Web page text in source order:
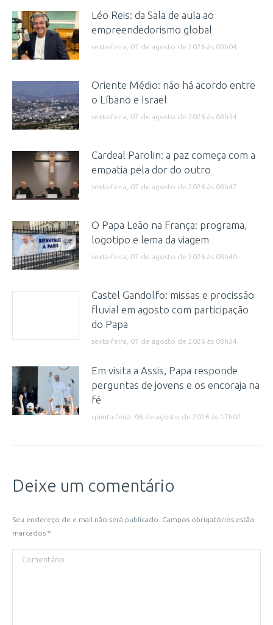
Léo Reis: da Sala de aula ao
empreendedorismo global
sexta-feira, 07 de agosto de 2026 às 09h04
Oriente Médio: não há acordo entre
o Líbano e Israel
sexta-feira, 07 de agosto de 2026 às 08h54
Cardeal Parolin: a paz começa com a
empatia pela dor do outro
sexta-feira, 07 de agosto de 2026 às 08h47
O Papa Leão na França: programa,
logotipo e lema da viagem
sexta-feira, 07 de agosto de 2026 às 08h40
Castel Gandolfo: missas e procissão
fluvial em agosto com participação
do Papa
sexta-feira, 07 de agosto de 2026 às 08h34
Em visita a Assis, Papa responde
perguntas de jovens e os encoraja na
fé
quinta-feira, 06 de agosto de 2026 às 17h02
Deixe um comentário
Seu endereço de e-mail não será publicado. Campos obrigatórios estão
marcados *
Comentário